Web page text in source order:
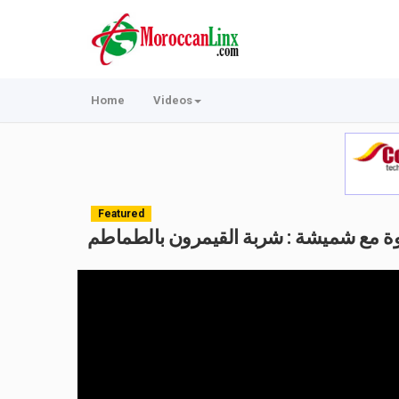
Home Videos
Featured
مع شميشة : شربة القيمرون بالطماطم